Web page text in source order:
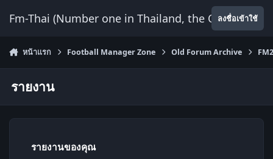
Fm-Thai (Number one in Thailand, the Onlyลงชื่อเข้าใช้
หน้าแรก Football Manager Zone Old Forum Archive
รายงาน
รายงานของคุณ